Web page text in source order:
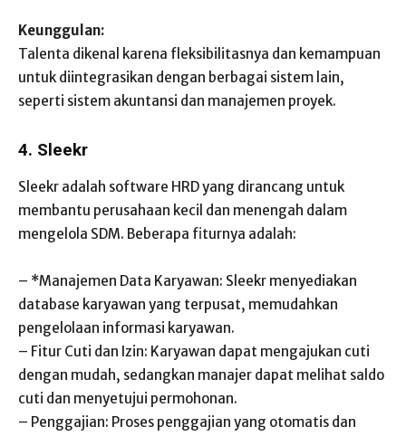
Keunggulan:
Talenta dikenal karena fleksibilitasnya dan kemampuan
untuk diintegrasikan dengan berbagai sistem lain,
seperti sistem akuntansi dan manajemen proyek.
4. Sleekr
Sleekr adalah software HRD yang dirancang untuk
membantu perusahaan kecil dan menengah dalam
mengelola SDM. Beberapa fiturnya adalah:
– *Manajemen Data Karyawan: Sleekr menyediakan
database karyawan yang terpusat, memudahkan
pengelolaan informasi karyawan.
– Fitur Cuti dan Izin: Karyawan dapat mengajukan cuti
dengan mudah, sedangkan manajer dapat melihat saldo
cuti dan menyetujui permohonan.
– Penggajian: Proses penggajian yang otomatis dan